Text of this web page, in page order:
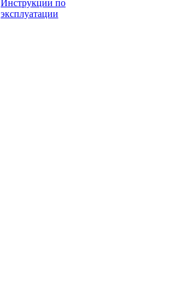
Инструкции по
эксплуатации